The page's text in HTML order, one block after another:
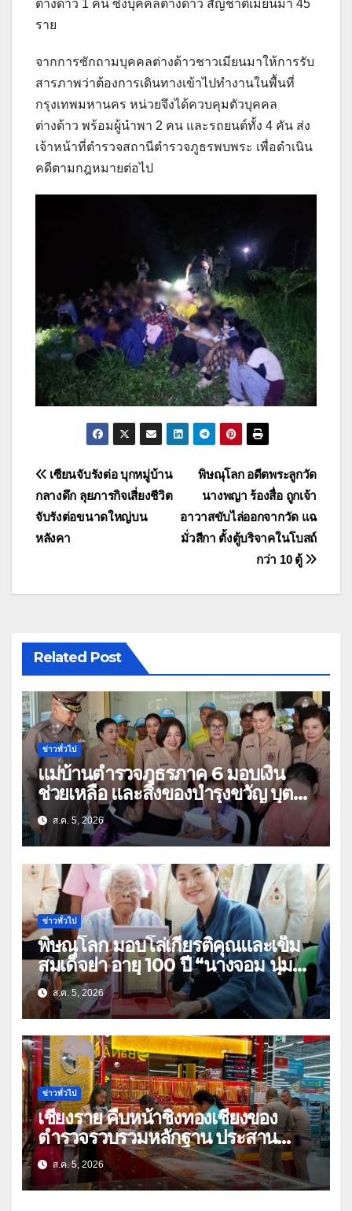
ต่างด้าว 1 คน ซึ่งบุคคลต่างด้าว สัญชาติเมียนมา 45
ราย
จากการซักถามบุคคลต่างด้าวชาวเมียนมาให้การรับ
สารภาพว่าต้องการเดินทางเข้าไปทำงานในพื้นที่
กรุงเทพมหานคร หน่วยจึงได้ควบคุมตัวบุคคล
ต่างด้าว พร้อมผู้นำพา 2 คน และรถยนต์ทั้ง 4 คัน ส่ง
เจ้าหน้าที่ตำรวจสถานีตำรวจภูธรพบพระ เพื่อดำเนิน
คดีตามกฎหมายต่อไป
แนะแนว
เรื่อง
พิษณุโลก อดีตพระลูกวัด
นางพญา ร้องสื่อ ถูกเจ้า
อาวาสขับไล่ออกจากวัด แฉ
มั่วสีกา ตั้งตู้บริจาคในโบสถ์
กว่า 10 ตู้
เซียนจับรังต่อ บุกหมู่บ้าน
กลางดึก ลุยภารกิจเสี่ยงชีวิต
จับรังต่อขนาดใหญ่บน
หลังคา
Related Post
ข่าวทั่วไป
แม่บ้านตำรวจภูธรภาค 6 มอบเงิน
ช่วยเหลือ และสิ่งของบำรุงขวัญ บุตร-
ธิดา ข้าราชการตำรวจจังหวัด
อุทัยธานี
ส.ค. 5, 2026
ข่าวทั่วไป
พิษณุโลก มอบโล่เกียรติคุณและเข็ม
สมเด็จย่า อายุ 100 ปี “นางจอม นุ่ม
เนตร” ตำบลบ้านกร่าง อำเภอเมือง
ส.ค. 5, 2026
ข่าวทั่วไป
เชียงราย คืบหน้าชิงทองเชียงของ
ตำรวจรวบรวมหลักฐาน ประสาน
สปป.ลาว ติดตามจับกุม
ส.ค. 5, 2026